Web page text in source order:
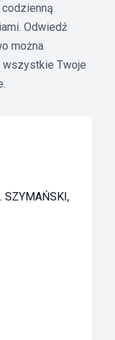
Odwiedź
można
wszystkie Twoje
SZYMAŃSKI,